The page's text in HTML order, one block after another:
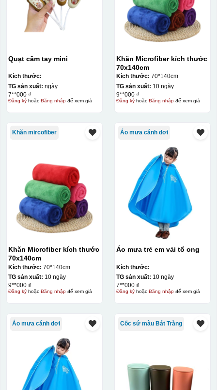
Hộp xi ly sứ
Quạt cầm tay mini
Kích thước:
TG sản xuất: ngày
7**000 ₫
Đăng kýhoặc Đăng nhậpđể xem giá
Khăn Microfiber kích thước
70x140cm
Kích thước: 70*140cm
TG sản xuất: 10 ngày
9**000 ₫
Đăng kýhoặc Đăng nhậpđể xem giá
Khăn mircofiber
Khăn Microfiber kích thước
70x140cm
Kích thước: 70*140cm
TG sản xuất: 10 ngày
9**000 ₫
Đăng kýhoặc Đăng nhậpđể xem giá
Áo mưa cánh dơi
Áo mưa trẻ em vải tổ ong
Kích thước:
TG sản xuất: 10 ngày
7**000 ₫
Đăng kýhoặc Đăng nhậpđể xem giá
Áo mưa cánh dơi Cốc sứ màu Bát Tràng